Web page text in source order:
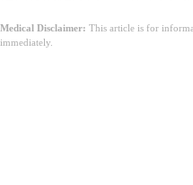
Medical Disclaimer: This article is for
immediately.